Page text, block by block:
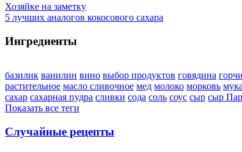
Хозяйке на заметку
5 лучших аналогов кокосового сахара
Ингредиенты
базилик ванилин вино выбор продуктов говядина
растительное масло сливочное мед молоко морковь мука
сахар сахарная пудра сливки сода соль соус сыр сыр
Показать все теги
Случайные рецепты